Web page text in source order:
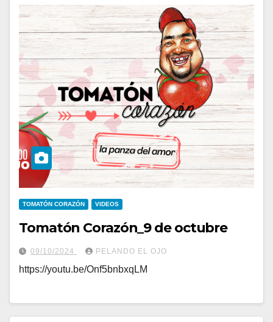
TOMATÓN CORAZÓN VIDEOS
Tomatón Corazón_9 de octubre
09/10/2024 PELANDO EL OJO
https://youtu.be/Onf5bnbxqLM